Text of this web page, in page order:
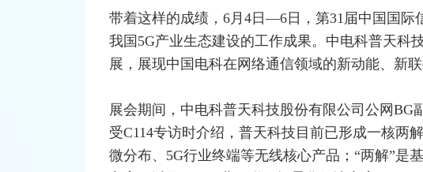
带着这样的成绩，6月4日—6日，第31届中国国际
我国5G产业生态建设的工作成果。中电科普天科
展，展现中国电科在 网络通信领域的新动能、新联
展会期间，中电科普天科技股份有限公司公网BG
受C114专访时介绍，普天科技目前已形成一核两
微分布、5G行业终端等无线核心产品；“两解”是